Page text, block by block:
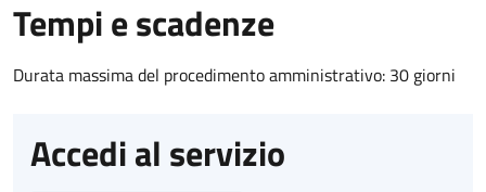
Tempi e scadenze
Durata massima del procedimento amministrativo: 30 giorni
Accedi al servizio